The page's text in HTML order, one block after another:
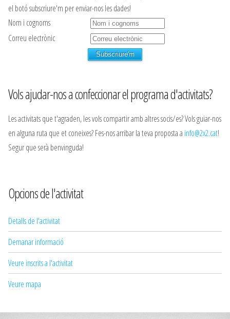
el botó subscriure'm per enviar-nos les dades!
Nom i cognoms
Correu electrònic
Vols ajudar-nos a confeccionar el programa d'activitats?
Les activitats que t'agraden, les vols compartir amb altres socis/es? Vols guiar-nos
en alguna ruta que et coneixes? Fes-nos arribar la teva proposta a info@2x2.cat!
Segur que serà benvinguda!
Opcions de l'activitat
Detalls de l'activitat
Demanar informació
Veure inscrits a l'activitat
Veure mapa